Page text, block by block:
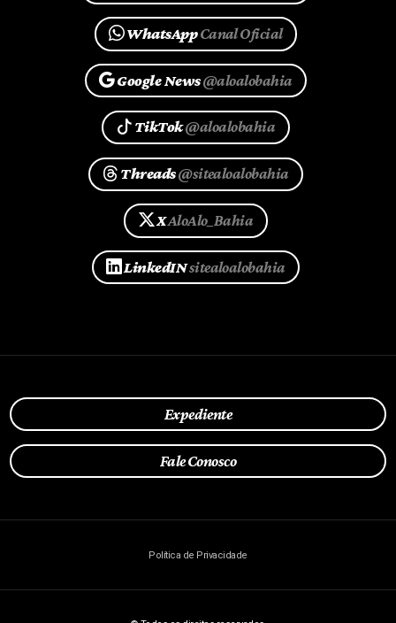
WhatsAppCanal Oficial
Google News@aloalobahia
TikTok@aloalobahia
Threads@sitealoalobahia
XAloAlo_Bahia
LinkedINsitealoalobahia
Expediente
Fale Conosco
Política de Privacidade